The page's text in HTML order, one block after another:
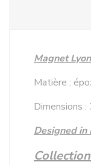
Magnet
Matière :
Dimensions :
Designed in